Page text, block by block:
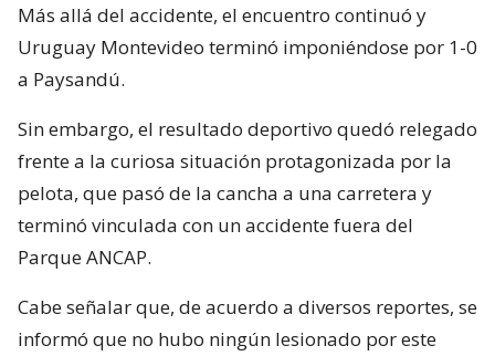
Más allá del accidente, el encuentro continuó y
Uruguay Montevideo terminó imponiéndose por 1-0
a Paysandú.
Sin embargo, el resultado deportivo quedó relegado
frente a la curiosa situación protagonizada por la
pelota, que pasó de la cancha a una carretera y
terminó vinculada con un accidente fuera del
Parque ANCAP.
Cabe señalar que, de acuerdo a diversos reportes, se
informó que no hubo ningún lesionado por este